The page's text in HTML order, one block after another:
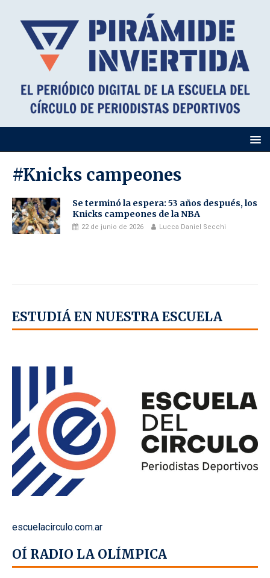
#Knicks campeones
Se terminó la espera: 53 años después, los
Knicks campeones de la NBA
22 de junio de 2026 Lucca Daniel Secchi
ESTUDIÁ EN NUESTRA ESCUELA
escuelacirculo.com.ar
OÍ RADIO LA OLÍMPICA